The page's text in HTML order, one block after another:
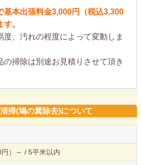
本出張料金3,000円（税込3,300
。
、汚れの程度によって変動しま
掃除は別途お見積りさせて頂き
掃(鳩の糞除去)について
）～ / 5平米以内